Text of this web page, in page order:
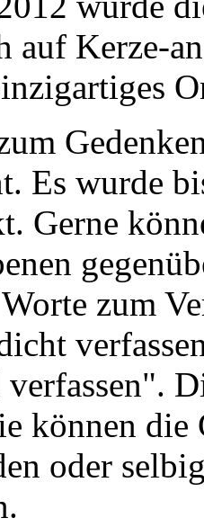
Kerze-
Es wurde
Gerne
zum
können die
oder